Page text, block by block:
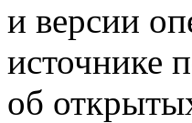
и версии
источнике
об